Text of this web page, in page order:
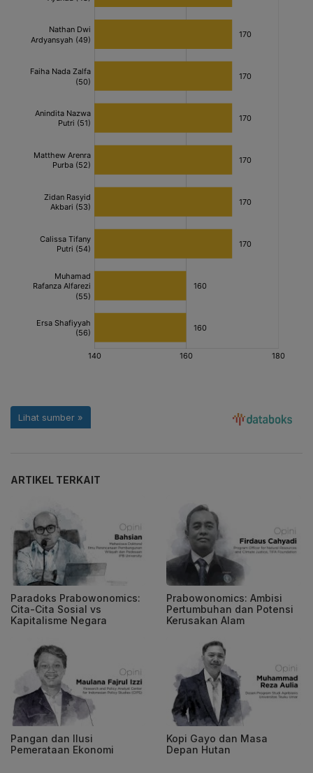
ARTIKEL TERKAIT
Paradoks Prabowonomics:
Cita-Cita Sosial vs
Kapitalisme Negara
Prabowonomics: Ambisi
Pertumbuhan dan Potensi
Kerusakan Alam
Pangan dan Ilusi
Pemerataan Ekonomi
Kopi Gayo dan Masa
Depan Hutan